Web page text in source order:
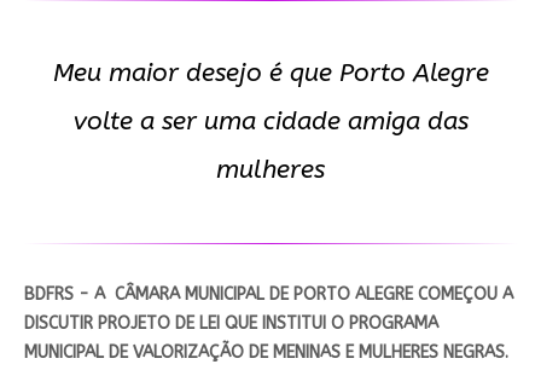
Meu maior desejo é que Porto Alegre
volte a ser uma cidade amiga das
mulheres
BDFRS - A CÂMARA MUNICIPAL DE PORTO ALEGRE COMEÇOU A
DISCUTIR PROJETO DE LEI QUE INSTITUI O PROGRAMA
MUNICIPAL DE VALORIZAÇÃO DE MENINAS E MULHERES NEGRAS.